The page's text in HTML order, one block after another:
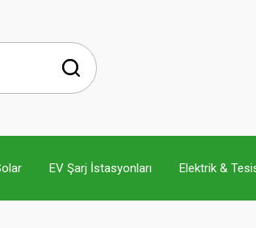
EV Şarj İstasyonları Elektrik &